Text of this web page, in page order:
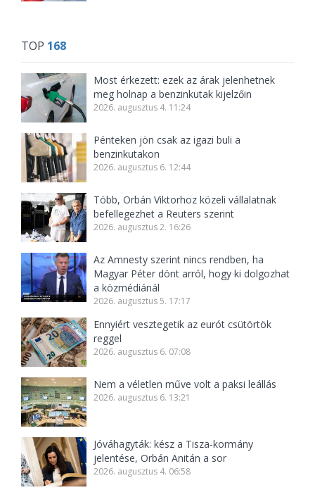
TOP 168
Most érkezett: ezek az árak jelenhetnek
meg holnap a benzinkutak kijelzőin
2026. augusztus 4. 11:24
Pénteken jön csak az igazi buli a
benzinkutakon
2026. augusztus 6. 12:44
Több, Orbán Viktorhoz közeli vállalatnak
befellegezhet a Reuters szerint
2026. augusztus 2. 16:26
Az Amnesty szerint nincs rendben, ha
Magyar Péter dönt arról, hogy ki dolgozhat
a közmédiánál
2026. augusztus 5. 17:17
Ennyiért vesztegetik az eurót csütörtök
reggel
2026. augusztus 6. 07:08
Nem a véletlen műve volt a paksi leállás
2026. augusztus 6. 13:21
Jóváhagyták: kész a Tisza-kormány
jelentése, Orbán Anitán a sor
2026. augusztus 4. 06:58